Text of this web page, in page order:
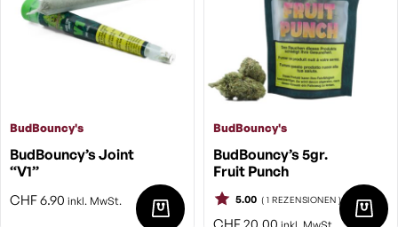
BudBouncy's
BudBouncy’s Joint
“V1”
CHF6.90 inkl. MwSt.
BudBouncy's
BudBouncy’s 5gr.
Fruit Punch
5.00 ( 1 REZENSIONEN )